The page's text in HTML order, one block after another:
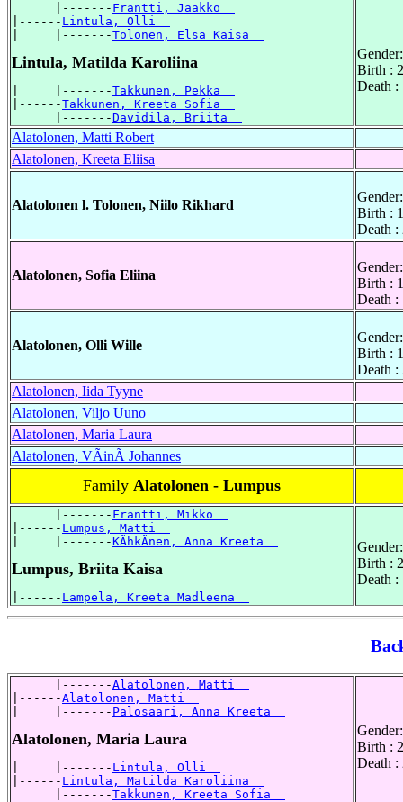
      |-------
Frantti, Jaakko
|------ Lintula, Olli
|     |-------Tolonen, Elsa Kaisa
Lintula, Matilda Karoliina
|     |-------Takkunen, Pekka
|------Takkunen, Kreeta Sofia
      |-------
Davidila, Briita
Birth :
Death :
Alatolonen, Matti Robert
Alatolonen, Kreeta Eliisa
Alatolonen l. Tolonen, Niilo Rikhard
Birth :
Death :
Alatolonen, Sofia Eliina
Birth :
Death :
Alatolonen, Olli Wille
Birth :
Death :
Alatolonen, Iida Tyyne
Alatolonen, Viljo Uuno
Alatolonen, Maria Laura
Alatolonen, VÃinÃ Johannes
Family Alatolonen - Lumpus
      |-------
Frantti, Mikko
|------ Lumpus, Matti
|     |-------KÃhkÃnen, Anna Kreeta
Lumpus, Briita Kaisa
|------ Lampela, Kreeta Madleena
Birth :
Death :
      |-------
Alatolonen, Matti
|------Alatolonen, Matti
|     |------- Palosaari, Anna Kreeta
Alatolonen, Maria Laura
|     |------- Lintula, Olli
|------ Lintula, Matilda Karoliina
      |-------
Takkunen, Kreeta Sofia
Birth :
Death :